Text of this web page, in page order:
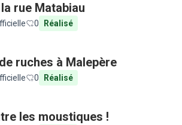
rue Matabiau
0 Réalisé
ruches à Malepère
0 Réalisé
les moustiques !